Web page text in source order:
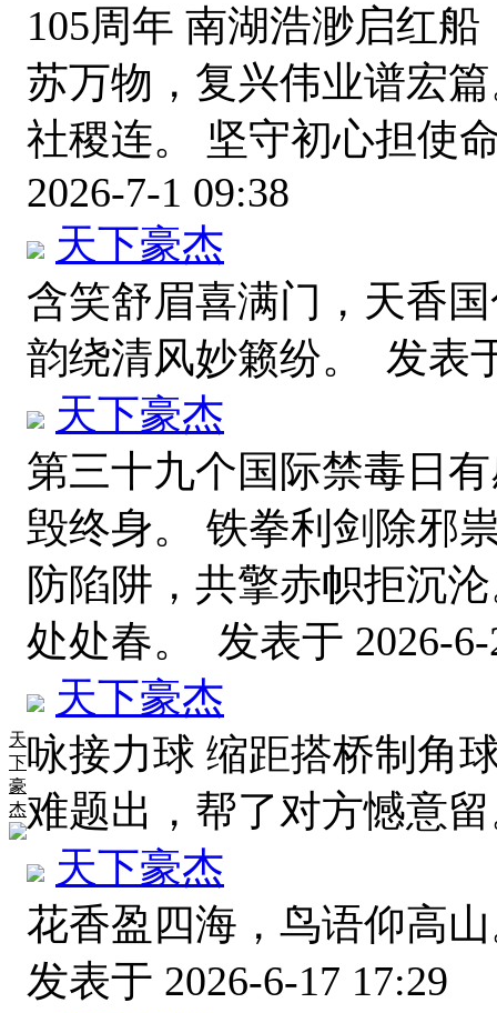
天
下
豪
杰
105周年 南湖浩渺启红
苏万物，复兴伟业谱宏
社稷连。 坚守初心担使
2026-7-1 09:38
天下豪杰
含笑舒眉喜满门，天香
韵绕清风妙籁纷。 发表
天下豪杰
第三十九个国际禁毒日
毁终身。 铁拳利剑除邪
防陷阱，共擎赤帜拒沉
处处春。 发表于 2026-6-
天下豪杰
咏接力球 缩距搭桥制角
难题出，帮了对方憾意
天下豪杰
花香盈四海，鸟语仰高
发表于 2026-6-17 17:29